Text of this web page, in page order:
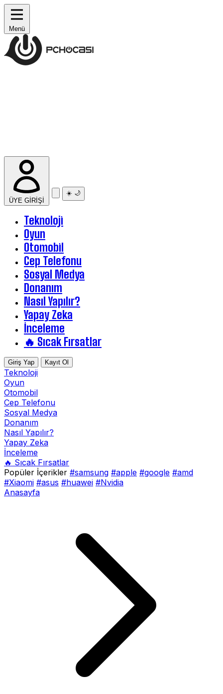
Menü
ÜYE GİRİŞİ
☀️ 🌙
Teknoloji
Oyun
Otomobil
Cep Telefonu
Sosyal Medya
Donanım
Nasıl Yapılır?
Yapay Zeka
İnceleme
🔥 Sıcak Fırsatlar
Giriş Yap Kayıt Ol
Teknoloji
Oyun
Otomobil
Cep Telefonu
Sosyal Medya
Donanım
Nasıl Yapılır?
Yapay Zeka
İnceleme
🔥 Sıcak Fırsatlar
Popüler İçerikler #samsung #apple #google #amd
#Xiaomi #asus #huawei #Nvidia
Anasayfa